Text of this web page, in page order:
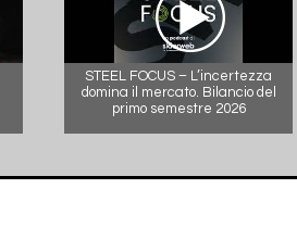
STEEL FOCUS – L’incertezza
domina il mercato. Bilancio del
primo semestre 2026